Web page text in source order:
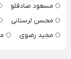
مسعود صادقلو
محسن لرستانی
مجید رضوی